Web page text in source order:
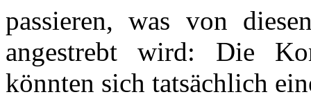
passieren, was von
angestrebt wird: Die
könnten sich tatsächlich